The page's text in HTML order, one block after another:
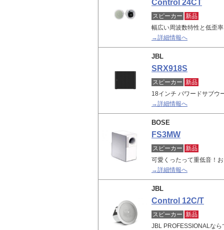
Control 24CT
スピーカー 新品
幅広い周波数特性と低歪
→詳細情報へ
JBL
SRX918S
スピーカー 新品
18インチ パワードサブ
→詳細情報へ
BOSE
FS3MW
スピーカー 新品
可愛くったって重低音！
→詳細情報へ
JBL
Control 12C/T
スピーカー 新品
JBL PROFESSIONALな